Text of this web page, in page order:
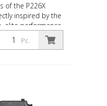
of the P226X
inspired by the
elite performance,
legendary P226-
Pc.